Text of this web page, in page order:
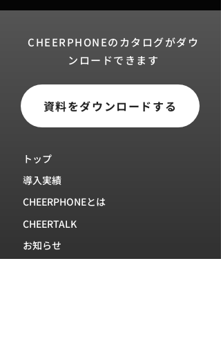
CHEERPHONEのカタログがダウ
ンロードできます
資料をダウンロードする
トップ
導入実績
CHEERPHONEとは
CHEERTALK
お知らせ